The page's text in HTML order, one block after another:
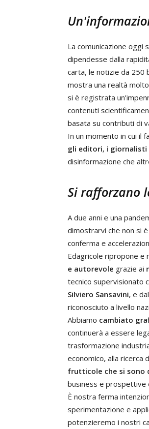
La comunicazione oggi
dipendesse dalla
carta, le notizie da 250
mostra una realtà
si è registrata
contenuti
basata su contributi di
In un momento in cui il
gli editori, i
disinformazione che
Si rafforzano
A due anni e una
dimostrarvi che non si
conferma e
Edagricole ripropone e
e autorevole grazie ai
tecnico supervisionato
Silviero Sansavini, e
riconosciuto a livello
Abbiamo cambiato
continuerà a essere
trasformazione
economico, alla
frutticole che si sono
business e prospettive
È nostra ferma
sperimentazione e
potenzieremo i nostri